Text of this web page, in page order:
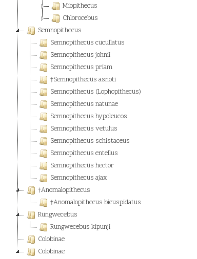
Miopithecus
Chlorocebus
Semnopithecus
Semnopithecus cucullatus
Semnopithecus johnii
Semnopithecus priam
†Semnopithecus asnoti
Semnopithecus (Lophopithecus)
Semnopithecus natunae
Semnopithecus hypoleucos
Semnopithecus vetulus
Semnopithecus schistaceus
Semnopithecus entellus
Semnopithecus hector
Semnopithecus ajax
†Anomalopithecus
†Anomalopithecus bicuspidatus
Rungwecebus
Rungwecebus kipunji
Colobinae
Colobinae